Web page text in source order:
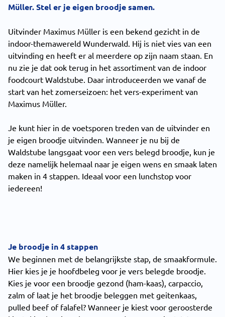
Müller. Stel er je eigen broodje samen.
Uitvinder Maximus Müller is een bekend gezicht in de
indoor-themawereld Wunderwald. Hij is niet vies van een
uitvinding en heeft er al meerdere op zijn naam staan. En
nu zie je dat ook terug in het assortiment van de indoor
foodcourt Waldstube. Daar introduceerden we vanaf de
start van het zomerseizoen: het vers-experiment van
Maximus Müller.
Je kunt hier in de voetsporen treden van de uitvinder en
je eigen broodje uitvinden. Wanneer je nu bij de
Waldstube langsgaat voor een vers belegd broodje, kun je
deze namelijk helemaal naar je eigen wens en smaak laten
maken in 4 stappen. Ideaal voor een lunchstop voor
iedereen!
Je broodje in 4 stappen
We beginnen met de belangrijkste stap, de smaakformule.
Hier kies je je hoofdbeleg voor je vers belegde broodje.
Kies je voor een broodje gezond (ham-kaas), carpaccio,
zalm of laat je het broodje beleggen met geitenkaas,
pulled beef of falafel? Wanneer je kiest voor geroosterde